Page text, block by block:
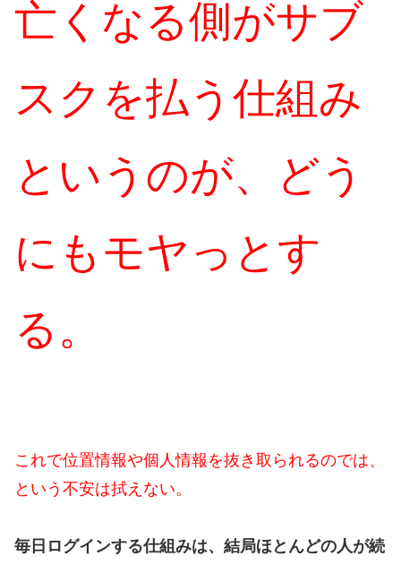
亡くなる側がサブ
スクを払う仕組み
というのが、どう
にもモヤっとす
る。
これで位置情報や個人情報を抜き取られるのでは、
という不安は拭えない。
毎日ログインする仕組みは、結局ほとんどの人が続